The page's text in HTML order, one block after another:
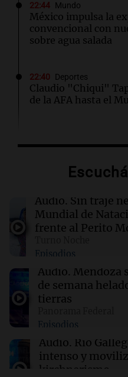
22:44 Mundo
México impulsa la
convencional con
sobre agua salada
22:40 Deportes
Claudio "Chiqui"
de la AFA hasta el
Quiniela turista:
22:14 Viva la Radio
Kapanga celebra
canciones
22:10 Amamos Argentina
Docentes italianos
Córdoba para
educativos
22:05 Amamos Argentina
Medicina
problemas de
millonarios
Audio. Sin traje
Mundial de
frente al Perito
Episodios
Audio. Mendoza
de semana
tierras
Episodios
Audio. Río
intenso y
kirchnerismo